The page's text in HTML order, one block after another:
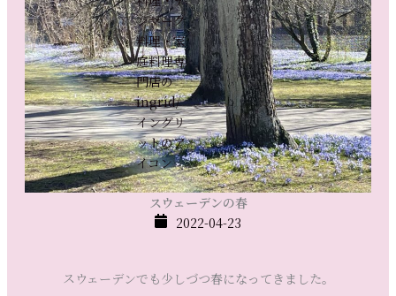
スウェーデンの春
2022-04-23
スウェーデンでも少しづつ春になってきました。